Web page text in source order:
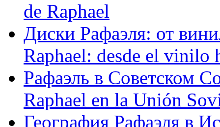
de Raphael
Диски Рафаэля: от
Raphael: desde el vinilo
Рафаэль в Советском
Raphael en la Unión
География Рафаэля в